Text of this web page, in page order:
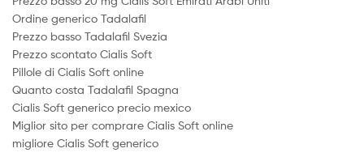
Ordine generico Tadalafil
Prezzo basso Tadalafil Svezia
Prezzo scontato Cialis Soft
Pillole di Cialis Soft online
Quanto costa Tadalafil Spagna
Cialis Soft generico precio mexico
Miglior sito per comprare Cialis Soft online
migliore Cialis Soft generico